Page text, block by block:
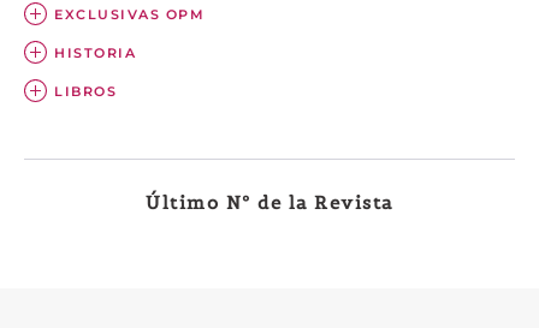
EXCLUSIVAS OPM
HISTORIA
LIBROS
Último Nº de la Revista